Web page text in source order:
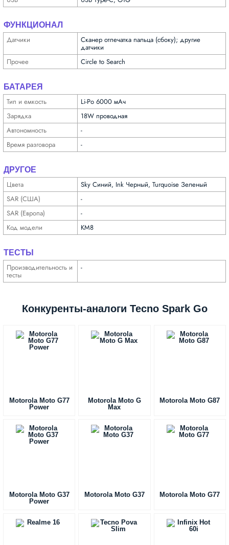
ФУНКЦИОНАЛ
Датчики Сканер отпечатка пальца (сбоку); другие
датчики
Прочее
Circle to Search
БАТАРЕЯ
Тип и емкость
Li-Po 6000 мАч
Зарядка
18W проводная
Автоно­мность
-
Время разговора
-
ДРУГОЕ
Цвета
Sky Синий, Ink Черный, Turquoise Зеленый
SAR (США)
-
SAR (Европа)
-
Код модели
KM8
ТЕСТЫ
Производи­тельность и
тесты
-
Конкуренты-аналоги Tecno Spark Go
Motorola Moto G77
Power
Motorola Moto G
Max
Motorola Moto G87
Motorola Moto G37
Power
Motorola Moto G37 Motorola Moto G77